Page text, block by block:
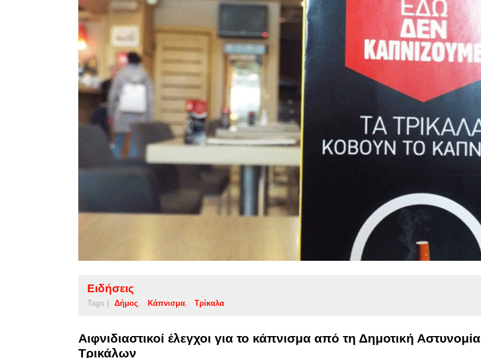
Ειδήσεις
Tags | Δήμος Κάπνισμα Τρίκαλα
Αιφνιδιαστικοί έλεγχοι για το κάπνισμα από τη Δημοτική Αστυνομία
Τρικάλων